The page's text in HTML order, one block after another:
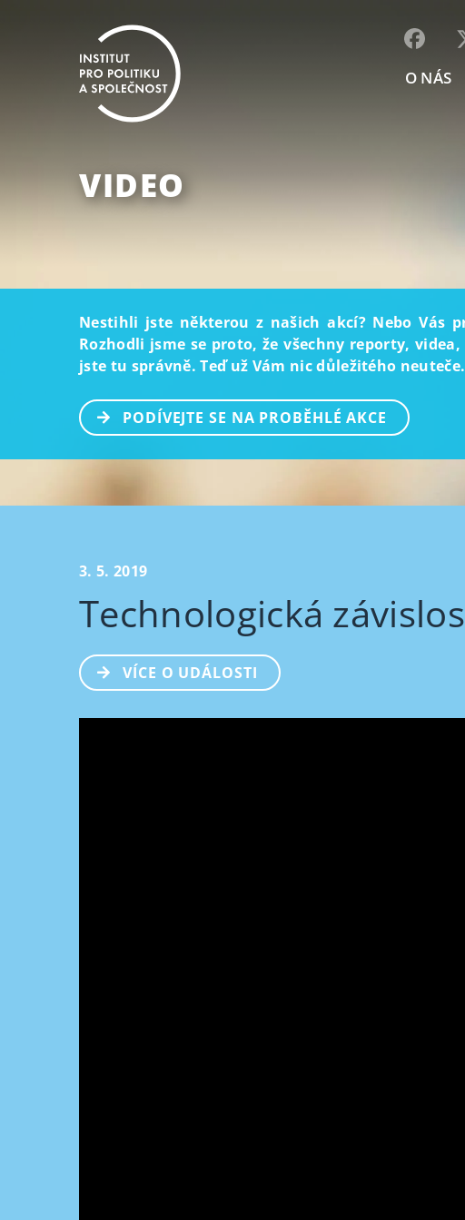
O NÁS
VIDEO
Nestihli jste některou z našich akcí? Nebo Vás
Rozhodli jsme se proto, že všechny reporty,
jste tu správně. Teď už Vám nic důležitého neuteče.
PODÍVEJTE SE NA PROBĚHLÉ AKCE
3. 5. 2019
Technologická
VÍCE O UDÁLOSTI